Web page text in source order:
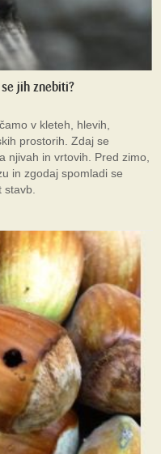
jih znebiti?
v kleteh, hlevih,
prostorih. Zdaj se
njivah in vrtovih. Pred zimo,
in zgodaj spomladi se